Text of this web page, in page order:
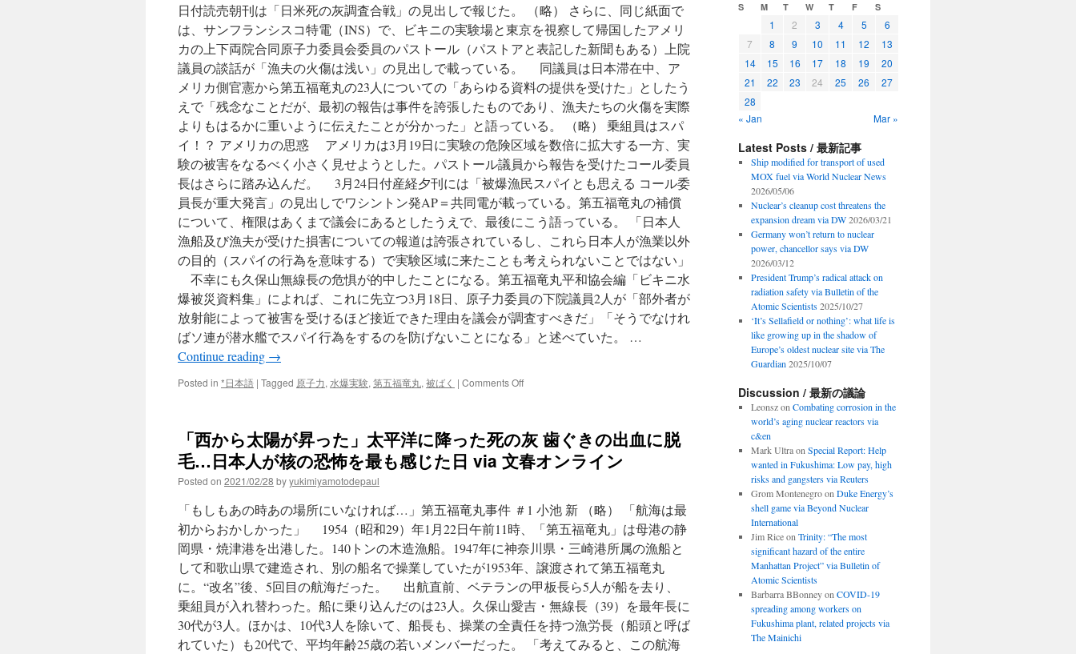
日付読売朝刊は「日米死の灰調査合戦」の見出しで報じた。 （略） さらに、同じ紙面で
は、サンフランシスコ特電（INS）で、ビキニの実験場と東京を視察して帰国したアメリ
カの上下両院合同原子力委員会委員のパストール（パストアと表記した新聞もある）上院
議員の談話が「漁夫の火傷は浅い」の見出しで載っている。 同議員は日本滞在中、ア
メリカ側官憲から第五福竜丸の23人についての「あらゆる資料の提供を受けた」としたう
えで「残念なことだが、最初の報告は事件を誇張したものであり、漁夫たちの火傷を実際
よりもはるかに重いように伝えたことが分かった」と語っている。 （略） 乗組員はスパ
イ！？ アメリカの思惑 アメリカは3月19日に実験の危険区域を数倍に拡大する一方、実
験の被害をなるべく小さく見せようとした。パストール議員から報告を受けたコール委員
長はさらに踏み込んだ。 3月24日付産経夕刊には「被爆漁民スパイとも思える コール委
員長が重大発言」の見出しでワシントン発AP＝共同電が載っている。第五福竜丸の補償
について、権限はあくまで議会にあるとしたうえで、最後にこう語っている。 「日本人
漁船及び漁夫が受けた損害についての報道は誇張されているし、これら日本人が漁業以外
の目的（スパイの行為を意味する）で実験区域に来たことも考えられないことではない」
不幸にも久保山無線長の危惧が的中したことになる。第五福竜丸平和協会編「ビキニ水
爆被災資料集」によれば、これに先立つ3月18日、原子力委員の下院議員2人が「部外者が
放射能によって被害を受けるほど接近できた理由を議会が調査すべきだ」「そうでなけれ
ばソ連が潜水艦でスパイ行為をするのを防げないことになる」と述べていた。 …
Continue reading →
Posted in *日本語 | Tagged 原子力, 水爆実験, 第五福竜丸, 被ばく | Comments Offon
は
ス
パ
も
え
る」
「損
害
が
誇
張
「西から太陽が昇った」太平洋に降った死の灰 歯ぐきの出血に脱
毛…日本人が核の恐怖を最も感じた日 via 文春オンライン
Posted on 2021/02/28 byyukimiyamotodepaul
「もしもあの時あの場所にいなければ…」第五福竜丸事件 ＃1 小池 新 （略） 「航海は最
初からおかしかった」 1954（昭和29）年1月22日午前11時、「第五福竜丸」は母港の静
岡県・焼津港を出港した。140トンの木造漁船。1947年に神奈川県・三崎港所属の漁船と
して和歌山県で建造され、別の船名で操業していたが1953年、譲渡されて第五福竜丸
に。“改名”後、5回目の航海だった。 出航直前、ベテランの甲板長ら5人が船を去り、
乗組員が入れ替わった。船に乗り込んだのは23人。久保山愛吉・無線長（39）を最年長に
30代が3人。ほかは、10代3人を除いて、船長も、操業の全責任を持つ漁労長（船頭と呼ば
れていた）も20代で、平均年齢25歳の若いメンバーだった。 「考えてみると、この航海
S M T W T F S
1 2 3 4 5
6
7
8 9 10 11 12
13
14
15 16 17 18 19
20
21
22 23 24 25 26
27
28
« Jan
Mar »
Latest Posts / 最新記事
Ship modified for transport of used
MOX fuel via World Nuclear News
2026/05/06
Nuclear’s cleanup cost threatens the
expansion dream via DW 2026/03/21
Germany won’t return to nuclear
power, chancellor says via DW
2026/03/12
President Trump’s radical attack on
radiation safety via Bulletin of the
Atomic Scientists 2025/10/27
‘It’s Sellafield or nothing’: what life is
like growing up in the shadow of
Europe’s oldest nuclear site via The
Guardian 2025/10/07
Discussion / 最新の議論
Leonszon Combating corrosion in the
world’s aging nuclear reactors via
c&en
Mark Ultraon Special Report: Help
wanted in Fukushima: Low pay, high
risks and gangsters via Reuters
Grom Montenegroon Duke Energy’s
shell game via Beyond Nuclear
International
Jim Riceon Trinity: “The most
significant hazard of the entire
Manhattan Project” via Bulletin of
Atomic Scientists
Barbarra BBonneyon COVID-19
spreading among workers on
Fukushima plant, related projects via
The Mainichi